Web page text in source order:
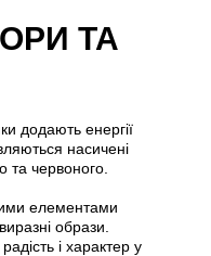
ТА
додають енергії
насичені
та червоного.
елементами
образи.
і характер у